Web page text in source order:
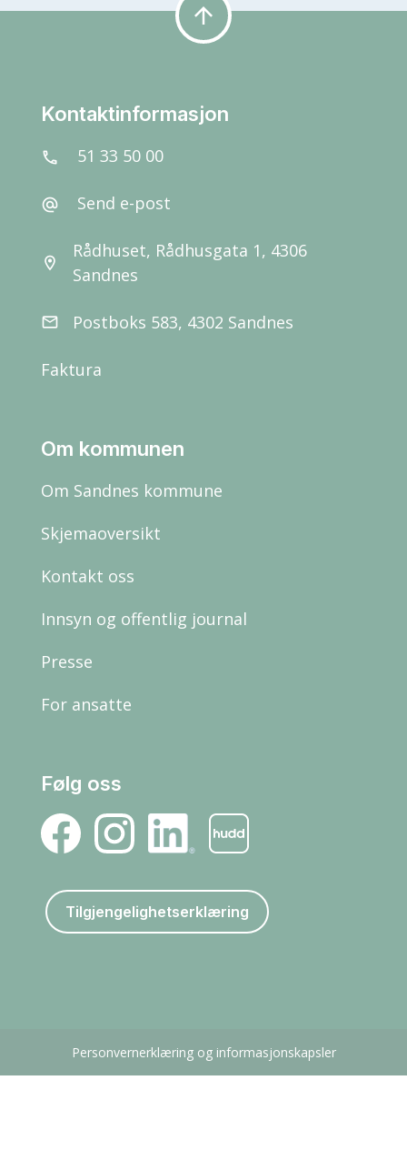
arrow_upward
Kontaktinformasjon
call 51 33 50 00
alternate_email Send e-post
location_on
Rådhuset, Rådhusgata 1, 4306
Sandnes
email Postboks 583, 4302 Sandnes
Faktura
Om kommunen
Om Sandnes kommune
Skjemaoversikt
Kontakt oss
Innsyn og offentlig journal
Presse
For ansatte
Følg oss
Tilgjengelighetserklæring
Personvernerklæring og informasjonskapsler